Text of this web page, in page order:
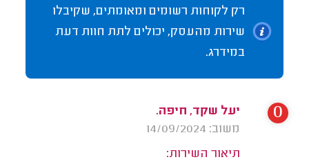
רק לקוחות רשומים ומאומתים, שקיבלו
שירות מהעסק, יכולים לתת חוות דעת
במידרג.
יעל שקד, חיפה.
משוב: 14/09/2024
תיאור השירות:
0